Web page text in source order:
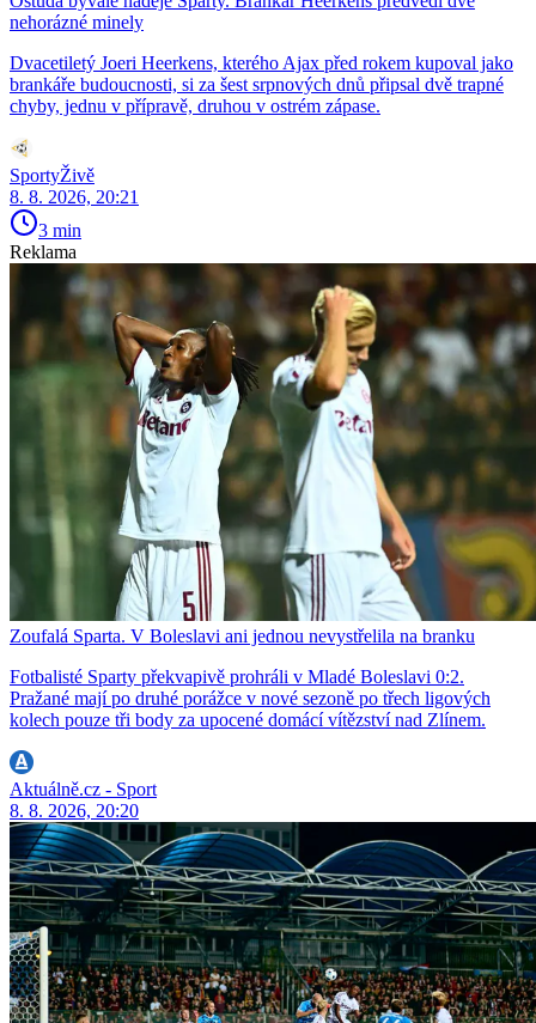
nehorázné minely
Dvacetiletý Joeri Heerkens, kterého Ajax před rokem kupoval jako
brankáře budoucnosti, si za šest srpnových dnů připsal dvě trapné
chyby, jednu v přípravě, druhou v ostrém zápase.
SportyŽivě
8. 8. 2026, 20:21
3 min
Reklama
Zoufalá Sparta. V Boleslavi ani jednou nevystřelila na branku
Fotbalisté Sparty překvapivě prohráli v Mladé Boleslavi 0:2.
Pražané mají po druhé porážce v nové sezoně po třech ligových
kolech pouze tři body za upocené domácí vítězství nad Zlínem.
Aktuálně.cz - Sport
8. 8. 2026, 20:20